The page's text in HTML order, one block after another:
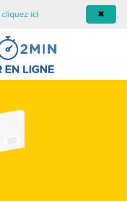
✖
cliquez ici